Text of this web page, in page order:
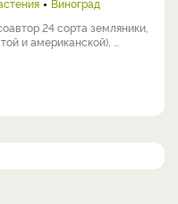
Виноград
24 сорта земляники,
и американской), ...